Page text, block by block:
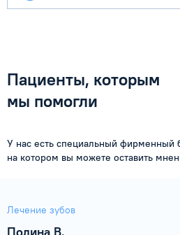
Пациенты, которым
мы помогли
У нас есть специальный фирменный
на котором вы можете оставить
Лечение зубов